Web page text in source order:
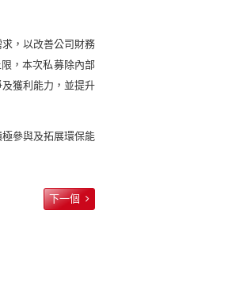
，以改善公司財務
，本次私募除內部
獲利能力，並提升
參與及拓展環保能
下一個